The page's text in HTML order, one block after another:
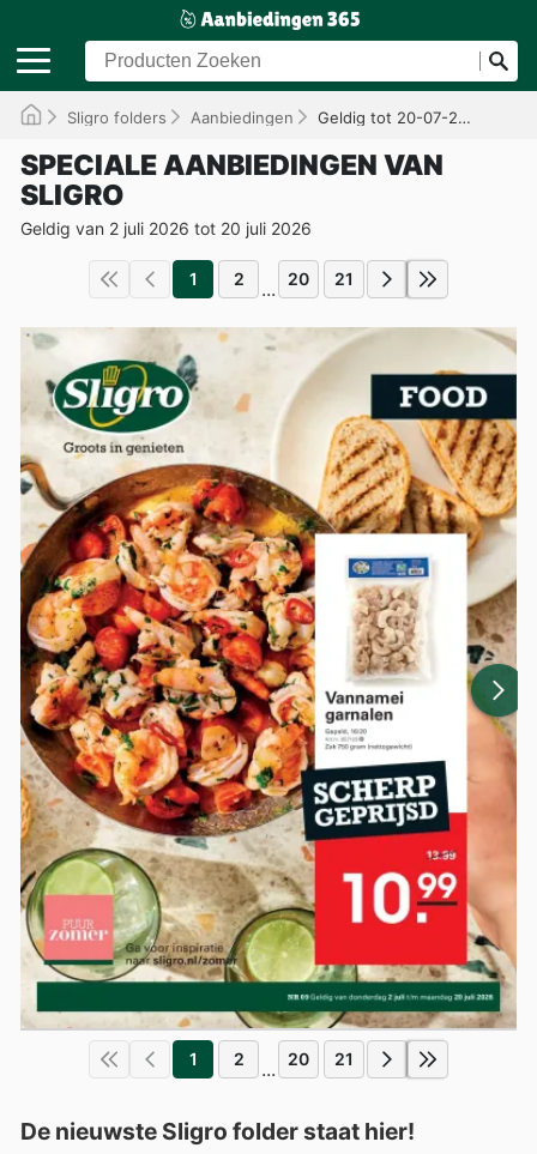
Sligro folders Aanbiedingen Geldig tot 20-07-2026
SPECIALE AANBIEDINGEN VAN
SLIGRO
Geldig van 2 juli 2026 tot 20 juli 2026
1 2 ... 20 21
1 2 ... 20 21
De nieuwste Sligro folder staat hier!